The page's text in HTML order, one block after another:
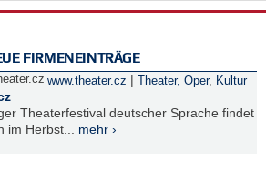
FIRMENEINTRÄGE
www.theater.cz | Theater, Oper, Kultur
Theaterfestival deutscher Sprache findet
im Herbst... mehr ›